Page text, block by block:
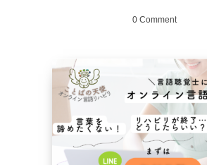
0 Comment
脳に何かがあったとき